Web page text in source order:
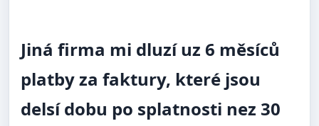
Jiná firma mi dluzí uz 6 měsíců
platby za faktury, které jsou
delsí dobu po splatnosti nez 30